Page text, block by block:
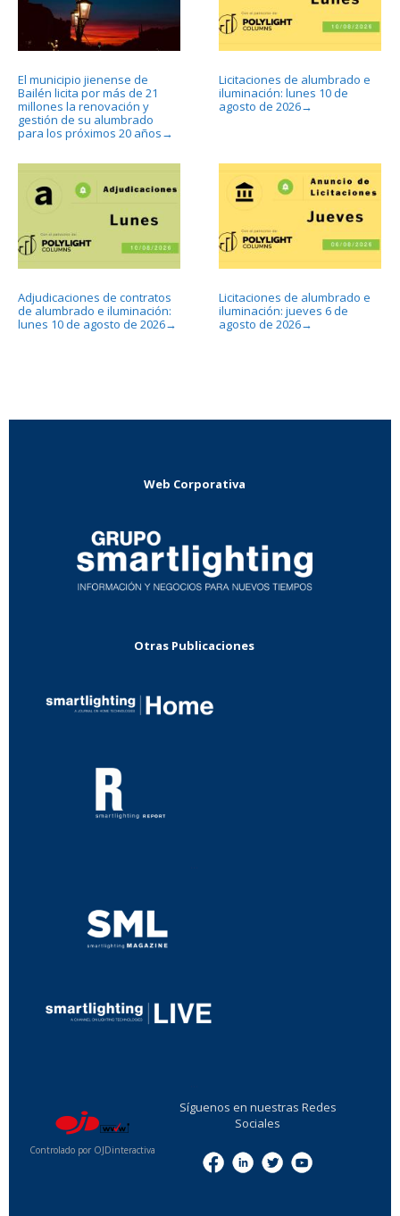
El municipio jienense de
Bailén licita por más de 21
millones la renovación y
gestión de su alumbrado
para los próximos 20 años →
Licitaciones de alumbrado e
iluminación: lunes 10 de
agosto de 2026→
Adjudicaciones de contratos
de alumbrado e iluminación:
lunes 10 de agosto de 2026→
Licitaciones de alumbrado e
iluminación: jueves 6 de
agosto de 2026→
Web Corporativa
Otras Publicaciones
Controlado por OJDinteractiva
Síguenos en nuestras Redes
Sociales